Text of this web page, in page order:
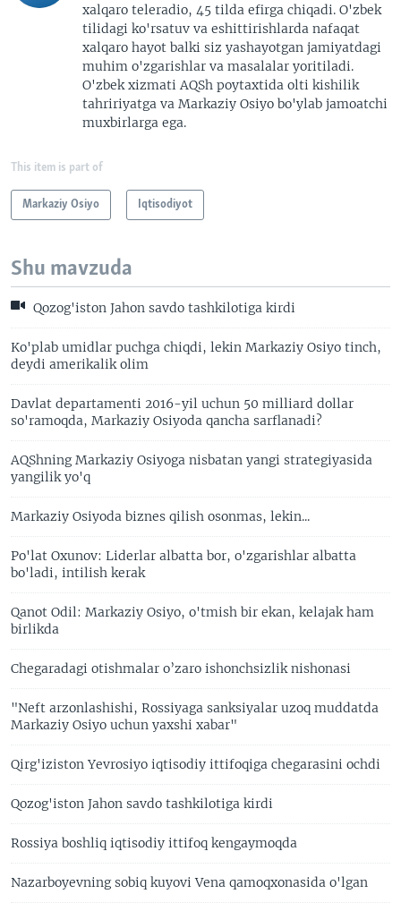
xalqaro teleradio, 45 tilda efirga chiqadi. O'zbek
tilidagi ko'rsatuv va eshittirishlarda nafaqat
xalqaro hayot balki siz yashayotgan jamiyatdagi
muhim o'zgarishlar va masalalar yoritiladi.
O'zbek xizmati AQSh poytaxtida olti kishilik
tahririyatga va Markaziy Osiyo bo'ylab jamoatchi
muxbirlarga ega.
This item is part of
Markaziy Osiyo Iqtisodiyot
Shu mavzuda
Qozog'iston Jahon savdo tashkilotiga kirdi
Ko'plab umidlar puchga chiqdi, lekin Markaziy Osiyo tinch,
deydi amerikalik olim
Davlat departamenti 2016-yil uchun 50 milliard dollar
so'ramoqda, Markaziy Osiyoda qancha sarflanadi?
AQShning Markaziy Osiyoga nisbatan yangi strategiyasida
yangilik yo'q
Markaziy Osiyoda biznes qilish osonmas, lekin...
Po'lat Oxunov: Liderlar albatta bor, o'zgarishlar albatta
bo'ladi, intilish kerak
Qanot Odil: Markaziy Osiyo, o'tmish bir ekan, kelajak ham
birlikda
Chegaradagi otishmalar o’zaro ishonchsizlik nishonasi
"Neft arzonlashishi, Rossiyaga sanksiyalar uzoq muddatda
Markaziy Osiyo uchun yaxshi xabar"
Qirg'iziston Yevrosiyo iqtisodiy ittifoqiga chegarasini ochdi
Qozog'iston Jahon savdo tashkilotiga kirdi
Rossiya boshliq iqtisodiy ittifoq kengaymoqda
Nazarboyevning sobiq kuyovi Vena qamoqxonasida o'lgan